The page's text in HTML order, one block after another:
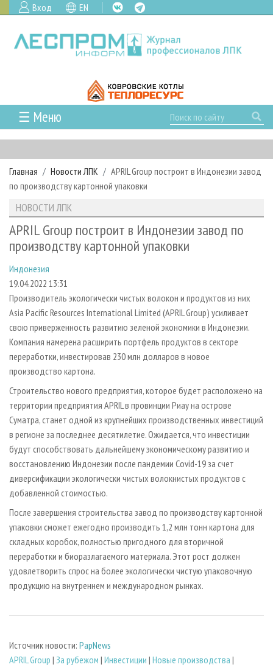
Вход EN
☰ Меню
ГЛАВНАЯ
РУБРИКИ И ТЕМЫ
РУБРИКИ ЖУРНАЛА
ЛЕСОЗАГОТОВКА
ЛЕСОПИЛЕНИЕ
СУШКА ДРЕВЕСИНЫ
ПРОИЗВОДСТВО ДРЕВЕСНЫХ ПЛИТ
ПРОИЗВОДСТВО МЕБЕЛИ
БИОЭНЕРГЕТИКА
ИНСТРУМЕНТ И МАТЕРИАЛЫ
НОВОСТИ
НОВОСТИ ЛПК
НОВОСТИ ЖУРНАЛА
ПРОЕКТЫ ЛПИ
АНАЛИТИКА
ПРЕДПРИЯТИЯ ЛПК
ПЕРСОНЫ
МОБИЛЬНЫЕ ВЫСТАВКИ
ПРИОРИТЕТНЫЕ ИНВЕСТПРОЕКТЫ
RUSSIAN FORESTRY REVIEW
БИБЛИОТЕКА СПЕЦИАЛИСТА
АРХИВ
АРХИВ ЖУРНАЛОВ
О ЖУРНАЛЕ
КОНТАКТЫ
РЕКЛАМОДАТЕЛЯМ
РЕКЛАМА
РЕКЛАМА НА САЙТЕ
Главная Новости ЛПК
APRIL Group построит в Индонезии завод
по производству картонной упаковки
НОВОСТИ ЛПК
APRIL Group построит в Индонезии завод по
производству картонной упаковки
Индонезия
19.04.2022 13:31
Производитель экологически чистых волокон и продуктов из них
Asia Pacific Resources International Limited (APRIL Group) усиливает
свою приверженность развитию зеленой экономики в Индонезии.
Компания намерена расширить портфель продуктов в секторе
переработки, инвестировав 230 млн долларов в новое
производство картона.
Строительство нового предприятия, которое будет расположено на
территории предприятия APRIL в провинции Риау на острове
Суматра, станет одной из крупнейших производственных инвестиций
в регионе за последнее десятилетие. Ожидается, что инвестиции
будут способствовать дальнейшему экономическому развитию и
восстановлению Индонезии после пандемии Covid-19 за счет
диверсификации экологически чистых волокнистых продуктов с
добавленной стоимостью.
После завершения строительства завод по производству картонной
упаковки сможет ежегодно производить 1,2 млн тонн картона для
складных коробок, полностью пригодного для вторичной
переработки и биоразлагаемого материала. Этот рост должен
удовлетворить спрос на более экологически чистую упаковочную
продукцию на внутреннем и международном рынках.
Источник новости: PapNews
APRIL Group | За рубежом | Инвестиции | Новые производства |